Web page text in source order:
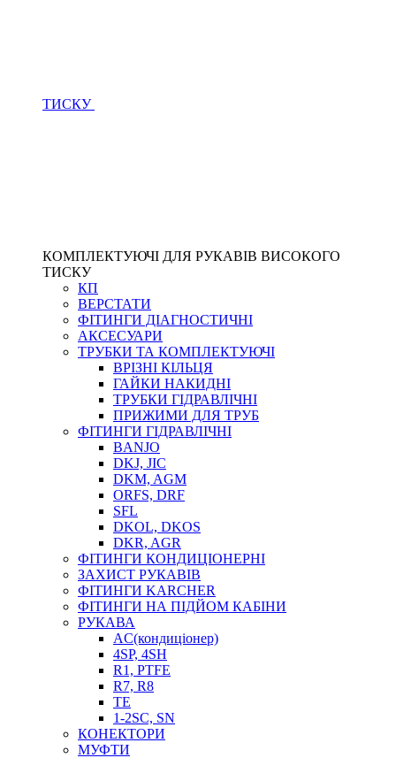
ТИСКУ
КОМПЛЕКТУЮЧІ ДЛЯ РУКАВІВ ВИСОКОГО
ТИСКУ
КП
ВЕРСТАТИ
ФІТИНГИ ДІАГНОСТИЧНІ
АКСЕСУАРИ
ТРУБКИ ТА КОМПЛЕКТУЮЧІ
ВРІЗНІ КІЛЬЦЯ
ГАЙКИ НАКИДНІ
ТРУБКИ ГІДРАВЛІЧНІ
ПРИЖИМИ ДЛЯ ТРУБ
ФІТИНГИ ГІДРАВЛІЧНІ
BANJO
DKJ, JIC
DKM, AGM
ORFS, DRF
SFL
DKOL, DKOS
DKR, AGR
ФІТИНГИ КОНДИЦІОНЕРНІ
ЗАХИСТ РУКАВІВ
ФІТИНГИ KARCHER
ФІТИНГИ НА ПІДЙОМ КАБІНИ
РУКАВА
AC(кондиціонер)
4SP, 4SH
R1, PTFE
R7, R8
TE
1-2SC, SN
КОНЕКТОРИ
МУФТИ